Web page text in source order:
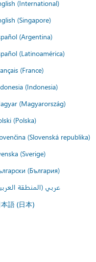
(International)
(Singapore)
(Argentina)
(Latinoamérica)
(France)
(Indonesia)
(Magyarország)
(Polska)
(Slovenská republika)
(Sverige)
(България)
عربي (المنطقة
本語 (日本)